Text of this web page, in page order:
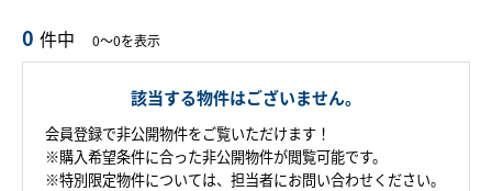
0 件中 0～0を表示
該当する物件はございません。
会員登録で非公開物件をご覧いただけます！
※購入希望条件に合った非公開物件が閲覧可能です。
※特別限定物件については、担当者にお問い合わせください。